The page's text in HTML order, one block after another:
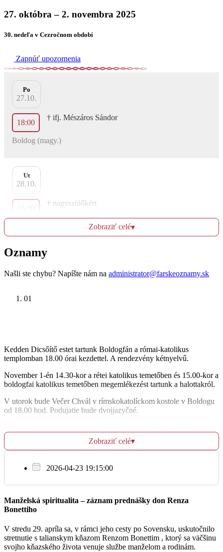
27. októbra – 2. novembra 2025
30. nedeľa v Cezročnom období
Zapnúť upozornenia
Po
27.10.
18:00
† ifj. Mészáros Sándor
Boldog (magy.)
Ut
28.10.
16:30
† nagyszülőkért
29.10.
18:00
Št
30.10.
17:00
Egészségért és Isten áldásáért a szülők számára
Reca (magy.)
Pi
18:00
Boldog (magy.)
1.11.
Za Ružencové spoločenstvo
Zobraziť celé▾
Oznamy
Našli ste chybu? Napíšte nám na administrator@farskeoznamy.sk
01
Kedden Dicsőítő estet tartunk Boldogfán a római-katolikus
templomban 18.00 órai kezdettel. A rendezvény kétnyelvű.
November 1-én 14.30-kor a rétei katolikus temetőben és 15.00-kor a
boldogfai katolikus temetőben megemlékezést tartunk a halottakról.
V utorok bude Večer Chvál v rímskokatolíckom kostole v Boldogu
od 18.00 hod. Podujatie bude dvojjazyčné.
k. cintoríne v Reci a o 15.00 hod v Boldogu.
Zobraziť celé▾
2026-04-23 19:15:00
Manželská spiritualita – záznam prednášky don Renza
Bonettiho
V stredu 29. apríla sa, v rámci jeho cesty po Sovensku, uskutočnilo
stretnutie s talianskym kňazom Renzom Bonettim , ktorý sa väčšinu
svojho kňazského života venuje službe manželom a rodinám.